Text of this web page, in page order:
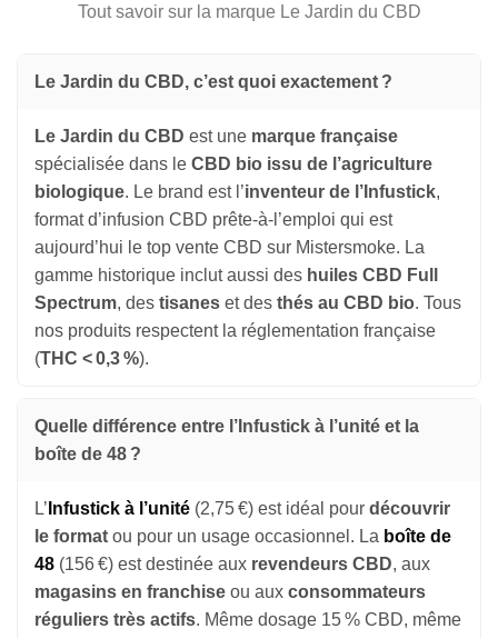
Tout savoir sur la marque Le Jardin du CBD
Le Jardin du CBD, c’est quoi exactement ?
Le Jardin du CBD est une marque française
spécialisée dans le CBD bio issu de l’agriculture
biologique. Le brand est l’inventeur de l’Infustick,
format d’infusion CBD prête-à-l’emploi qui est
aujourd’hui le top vente CBD sur Mistersmoke. La
gamme historique inclut aussi des huiles CBD Full
Spectrum, des tisanes et des thés au CBD bio. Tous
nos produits respectent la réglementation française
(THC < 0,3 %).
Quelle différence entre l’Infustick à l’unité et la
boîte de 48 ?
L’ Infustick à l’unité (2,75 €) est idéal pour découvrir
le format ou pour un usage occasionnel. La boîte de
48 (156 €) est destinée aux revendeurs CBD, aux
magasins en franchise ou aux consommateurs
réguliers très actifs. Même dosage 15 % CBD, même
Appliquer les filtres